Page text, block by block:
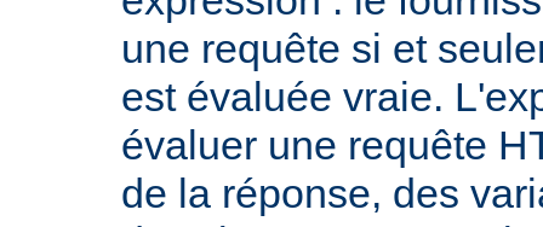
une requête si et
est évaluée vraie.
évaluer une requête
de la réponse, des